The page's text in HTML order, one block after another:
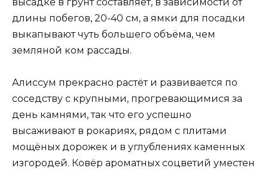
длины побегов, 20-40 см, а ямки для посадки
выкапывают чуть большего объёма, чем
земляной ком рассады.
Алиссум прекрасно растёт и развивается по
соседству с крупными, прогревающимися за
день камнями, так что его успешно
высаживают в рокариях, рядом с плитами
мощёных дорожек и в углублениях каменных
изгородей. Ковёр ароматных соцветий уместен